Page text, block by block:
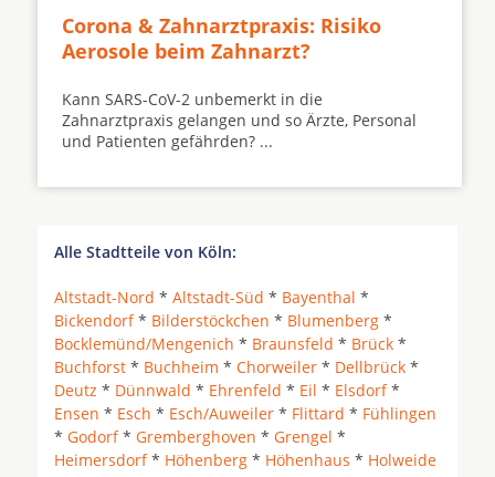
Corona & Zahnarztpraxis: Risiko
Aerosole beim Zahnarzt?
Kann SARS-CoV-2 unbemerkt in die
Zahnarztpraxis gelangen und so Ärzte, Personal
und Patienten gefährden? ...
Alle Stadtteile von Köln:
Altstadt-Nord * Altstadt-Süd * Bayenthal *
Bickendorf* Bilderstöckchen * Blumenberg *
Bocklemünd/Mengenich * Braunsfeld * Brück *
Buchforst * Buchheim * Chorweiler * Dellbrück *
Deutz * Dünnwald * Ehrenfeld * Eil * Elsdorf*
Ensen * Esch * Esch/Auweiler * Flittard * Fühlingen
* Godorf* Gremberghoven * Grengel *
Heimersdorf* Höhenberg * Höhenhaus * Holweide